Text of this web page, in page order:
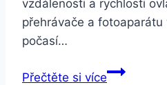
vzdálenosti a rychlosti
přehrávače a
počasí…
Přečtěte si víceUmidigi